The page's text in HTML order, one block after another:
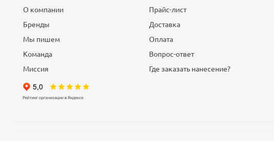
О компании
Бренды
Мы пишем
Команда
Миссия
Прайс-лист
Доставка
Оплата
Вопрос-ответ
Где заказать нанесение?